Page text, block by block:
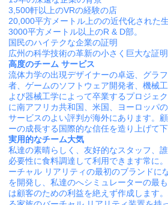
3,500軒以上のVRの経験の店
20,000平方メートル上のの近代化された
3000平方メートル以上のR & D部。
国民のハイテクな企業の証明
広州の科学技術の革新の小さく巨大な証
高度のチーム サービス
流体力学の出現デザイナーの卓远、グラ
者、ゲームのソフトウェア開発者、機械
よび器械工学によって卒業するプロジェ
に南アフリカ共和国、米国、ヨーロッパ
サービスのよい評判が海外にあります。
ーの成長する国際的な信任を造り上げて下
実用的なチーム大気
私達の素晴らしく、友好的なスタッフ、
必要性に食料調達して利用できます常に
ーチャル リアリティの最初のブランドに
を開発し、私達のへシミュレーターの最
は顧客のための利益を絶えず作成します